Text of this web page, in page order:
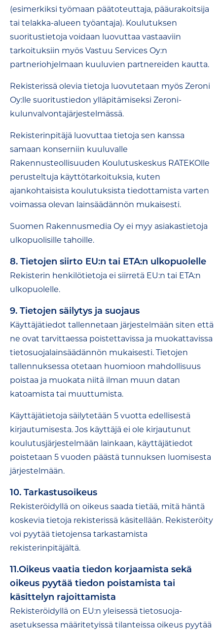
(esimerkiksi työmaan päätoteuttaja, pääurakoitsija
tai telakka-alueen työantaja). Koulutuksen
suoritustietoja voidaan luovuttaa vastaaviin
tarkoituksiin myös Vastuu Services Oy:n
partneriohjelmaan kuuluvien partnereiden kautta.
Rekisterissä olevia tietoja luovutetaan myös Zeroni
Oy:lle suoritustiedon ylläpitämiseksi Zeroni-
kulunvalvontajärjestelmässä.
Rekisterinpitäjä luovuttaa tietoja sen kanssa
samaan konserniin kuuluvalle
Rakennusteollisuuden Koulutuskeskus RATEKOlle
perusteltuja käyttötarkoituksia, kuten
ajankohtaisista koulutuksista tiedottamista varten
voimassa olevan lainsäädännön mukaisesti.
Suomen Rakennusmedia Oy ei myy asiakastietoja
ulkopuolisille tahoille.
8. Tietojen siirto EU:n tai ETA:n ulkopuolelle
Rekisterin henkilötietoja ei siirretä EU:n tai ETA:n
ulkopuolelle.
9. Tietojen säilytys ja suojaus
Käyttäjätiedot tallennetaan järjestelmään siten että
ne ovat tarvittaessa poistettavissa ja muokattavissa
tietosuojalainsäädännön mukaisesti. Tietojen
tallennuksessa otetaan huomioon mahdollisuus
poistaa ja muokata niitä ilman muun datan
katoamista tai muuttumista.
Käyttäjätietoja säilytetään 5 vuotta edellisestä
kirjautumisesta. Jos käyttäjä ei ole kirjautunut
koulutusjärjestelmään lainkaan, käyttäjätiedot
poistetaan 5 vuoden päästä tunnuksen luomisesta
järjestelmään.
10. Tarkastusoikeus
Rekisteröidyllä on oikeus saada tietää, mitä häntä
koskevia tietoja rekisterissä käsitellään. Rekisteröity
voi pyytää tietojensa tarkastamista
rekisterinpitäjältä.
11.Oikeus vaatia tiedon korjaamista sekä
oikeus pyytää tiedon poistamista tai
käsittelyn rajoittamista
Rekisteröidyllä on EU:n yleisessä tietosuoja-
asetuksessa määritetyissä tilanteissa oikeus pyytää